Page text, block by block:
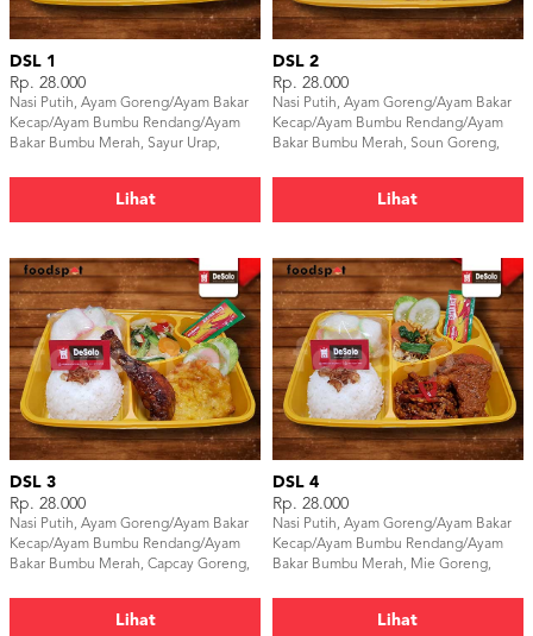
DSL 1
Rp. 28.000
Nasi Putih, Ayam Goreng/Ayam Bakar
Kecap/Ayam Bumbu Rendang/Ayam
Bakar Bumbu Merah, Sayur Urap,
Lihat
DSL 2
Rp. 28.000
Nasi Putih, Ayam Goreng/Ayam Bakar
Kecap/Ayam Bumbu Rendang/Ayam
Bakar Bumbu Merah, Soun Goreng,
Lihat
DSL 3
Rp. 28.000
Nasi Putih, Ayam Goreng/Ayam Bakar
Kecap/Ayam Bumbu Rendang/Ayam
Bakar Bumbu Merah, Capcay Goreng,
Lihat
DSL 4
Rp. 28.000
Nasi Putih, Ayam Goreng/Ayam Bakar
Kecap/Ayam Bumbu Rendang/Ayam
Bakar Bumbu Merah, Mie Goreng,
Lihat